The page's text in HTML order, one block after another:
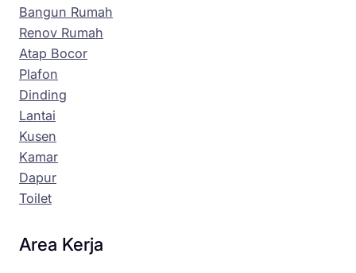
Bangun Rumah
Renov Rumah
Atap Bocor
Plafon
Dinding
Lantai
Kusen
Kamar
Dapur
Toilet
Area Kerja